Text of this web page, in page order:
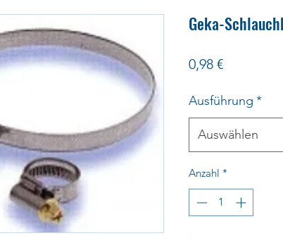
Geka-
0,98 €Preis
Ausführung *
Auswählen
Anzahl *